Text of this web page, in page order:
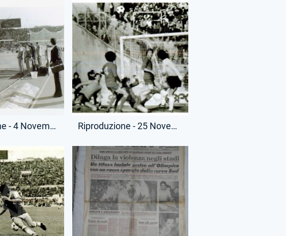
Riproduzione - 4 Novembre 1979 - Campionato Serie A - Lazio-Juventus - Dopo Uccisione Vincenzo Paparelli Riproduzione - 25 Novembre 1979 - Campionato Serie A - Catanzaro-Lazio